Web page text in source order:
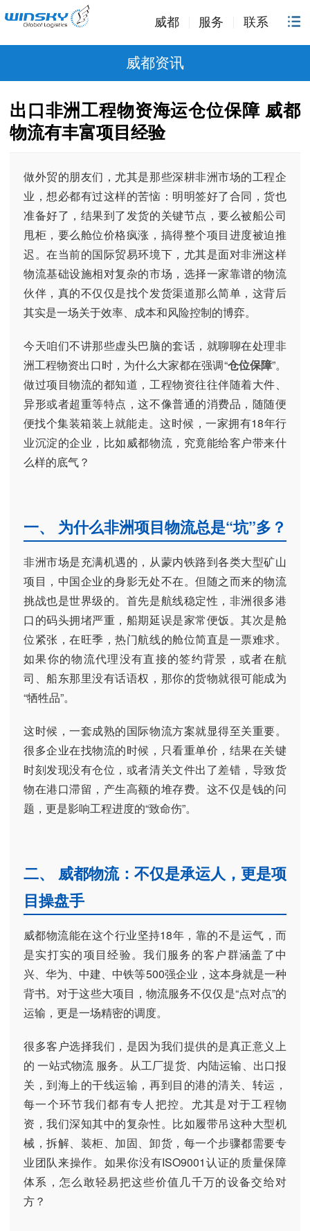
威都 服务 联系
威都资讯
出口非洲工程物资海运仓位保障 威都
物流有丰富项目经验
做外贸的朋友们，尤其是那些深耕非洲市场的工程企
业，想必都有过这样的苦恼：明明签好了合同，货也
准备好了，结果到了发货的关键节点，要么被船公司
甩柜，要么舱位价格疯涨，搞得整个项目进度被迫推
迟。在当前的国际贸易环境下，尤其是面对非洲这样
物流基础设施相对复杂的市场，选择一家靠谱的物流
伙伴，真的不仅仅是找个发货渠道那么简单，这背后
其实是一场关于效率、成本和风险控制的博弈。
今天咱们不讲那些虚头巴脑的套话，就聊聊在处理非
洲工程物资出口时，为什么大家都在强调“仓位保障”。
做过项目物流的都知道，工程物资往往伴随着大件、
异形或者超重等特点，这不像普通的消费品，随随便
便找个集装箱装上就能走。这时候，一家拥有18年行
业沉淀的企业，比如威都物流，究竟能给客户带来什
么样的底气？
一、 为什么非洲项目物流总是“坑”多？
非洲市场是充满机遇的，从蒙内铁路到各类大型矿山
项目，中国企业的身影无处不在。但随之而来的物流
挑战也是世界级的。首先是航线稳定性，非洲很多港
口的码头拥堵严重，船期延误是家常便饭。其次是舱
位紧张，在旺季，热门航线的舱位简直是一票难求。
如果你的物流代理没有直接的签约背景，或者在航
司、船东那里没有话语权，那你的货物就很可能成为
“牺牲品”。
这时候，一套成熟的国际物流方案就显得至关重要。
很多企业在找物流的时候，只看重单价，结果在关键
时刻发现没有仓位，或者清关文件出了差错，导致货
物在港口滞留，产生高额的堆存费。这不仅是钱的问
题，更是影响工程进度的“致命伤”。
二、 威都物流：不仅是承运人，更是项
目操盘手
威都物流能在这个行业坚持18年，靠的不是运气，而
是实打实的项目经验。我们服务的客户群涵盖了中
兴、华为、中建、中铁等500强企业，这本身就是一种
背书。对于这些大项目，物流服务不仅仅是“点对点”的
运输，更是一场精密的调度。
很多客户选择我们，是因为我们提供的是真正意义上
的 一站式物流 服务。从工厂提货、内陆运输、出口报
关，到海上的干线运输，再到目的港的清关、转运，
每一个环节我们都有专人把控。尤其是对于工程物
资，我们深知其中的复杂性。比如履带吊这种大型机
械，拆解、装柜、加固、卸货，每一个步骤都需要专
业团队来操作。如果你没有ISO9001认证的质量保障
体系，怎么敢轻易把这些价值几千万的设备交给对
方？